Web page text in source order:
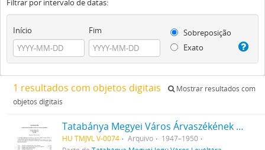
Filtrar por intervalo de datas:
Início Fim
Sobreposição
Exato
1 resultados com objetos digitais
Mostrar resultados com
objetos digitais
Tatabánya Megyei Város Árvaszékének iratai
HU TMJVL V-0074 Arquivo
1947–1950